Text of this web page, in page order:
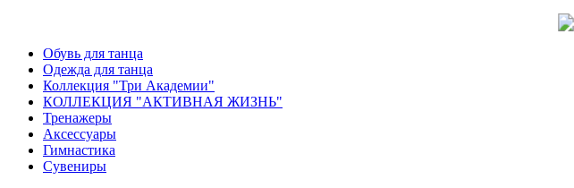
Обувь для танца
Одежда для танца
Коллекция "Три Академии"
КОЛЛЕКЦИЯ "АКТИВНАЯ ЖИЗНЬ"
Тренажеры
Аксессуары
Гимнастика
Сувениры